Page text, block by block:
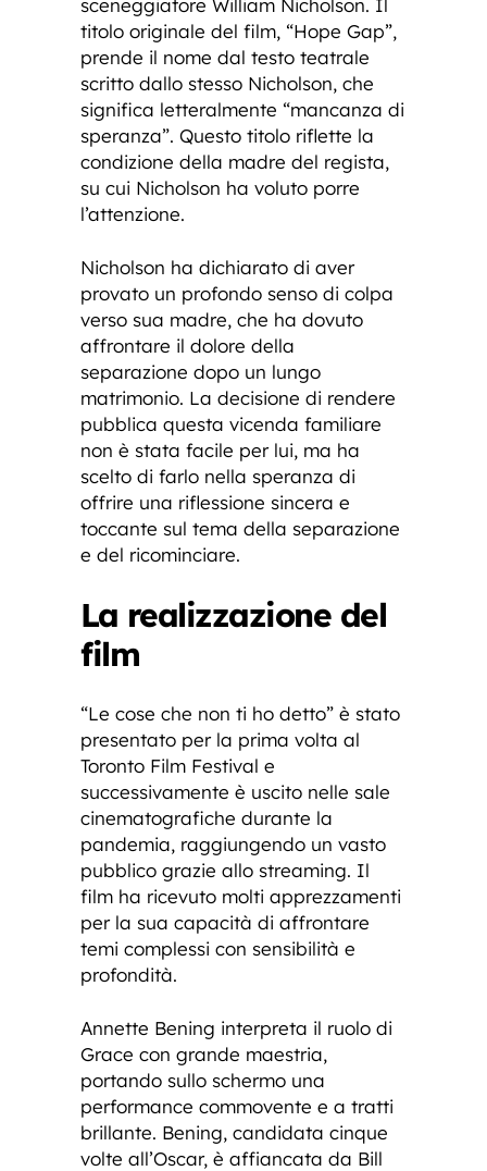
titolo originale del film, “Hope Gap”,
prende il nome dal testo teatrale
scritto dallo stesso Nicholson, che
significa letteralmente “mancanza di
speranza”. Questo titolo riflette la
condizione della madre del regista,
su cui Nicholson ha voluto porre
l’attenzione.
Nicholson ha dichiarato di aver
provato un profondo senso di colpa
verso sua madre, che ha dovuto
affrontare il dolore della
separazione dopo un lungo
matrimonio. La decisione di rendere
pubblica questa vicenda familiare
non è stata facile per lui, ma ha
scelto di farlo nella speranza di
offrire una riflessione sincera e
toccante sul tema della separazione
e del ricominciare.
La realizzazione del
film
“Le cose che non ti ho detto” è stato
presentato per la prima volta al
Toronto Film Festival e
successivamente è uscito nelle sale
cinematografiche durante la
pandemia, raggiungendo un vasto
pubblico grazie allo streaming. Il
film ha ricevuto molti apprezzamenti
per la sua capacità di affrontare
temi complessi con sensibilità e
profondità.
Annette Bening interpreta il ruolo di
Grace con grande maestria,
portando sullo schermo una
performance commovente e a tratti
brillante. Bening, candidata cinque
volte all’Oscar, è affiancata da Bill